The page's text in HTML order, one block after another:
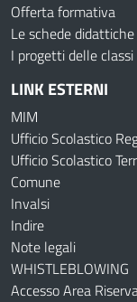
Offerta formativa
Le schede didattiche
I progetti delle classi
LINK ESTERNI
MIM
Ufficio Scolastico
Ufficio Scolastico
Comune
Invalsi
Indire
Note legali
WHISTLEBLOWING
Accesso Area